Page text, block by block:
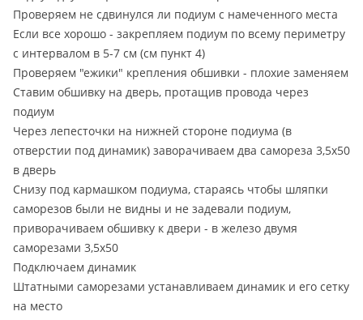
Проверяем не сдвинулся ли подиум с намеченного места
Если все хорошо - закрепляем подиум по всему периметру
с интервалом в 5-7 см (см пункт 4)
Проверяем "ежики" крепления обшивки - плохие заменяем
Ставим обшивку на дверь, протащив провода через
подиум
Через лепесточки на нижней стороне подиума (в
отверстии под динамик) заворачиваем два самореза 3,5х50
в дверь
Снизу под кармашком подиума, стараясь чтобы шляпки
саморезов были не видны и не задевали подиум,
приворачиваем обшивку к двери - в железо двумя
саморезами 3,5х50
Подключаем динамик
Штатными саморезами устанавливаем динамик и его сетку
на место